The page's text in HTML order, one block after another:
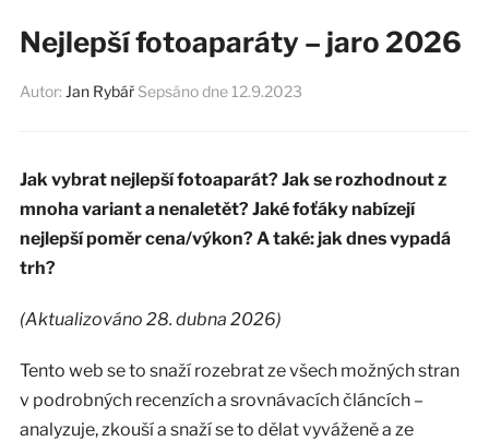
Nejlepší fotoaparáty – jaro 2026
Autor: Jan Rybář Sepsáno dne 12.9.2023
Jak vybrat nejlepší fotoaparát? Jak se rozhodnout z
mnoha variant a nenaletět? Jaké foťáky nabízejí
nejlepší poměr cena/výkon? A také: jak dnes vypadá
trh?
(Aktualizováno 28. dubna 2026)
Tento web se to snaží rozebrat ze všech možných stran
v podrobných recenzích a srovnávacích článcích –
analyzuje, zkouší a snaží se to dělat vyváženě a ze